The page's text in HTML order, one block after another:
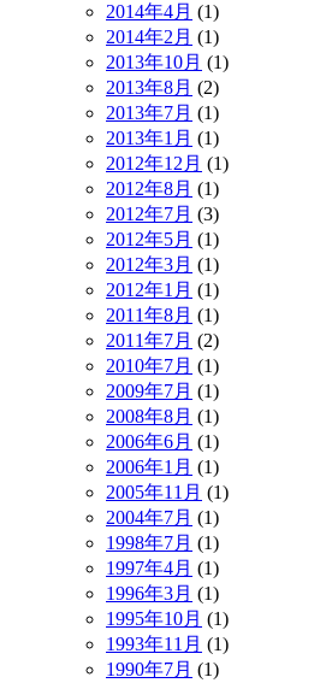
2014年4月 (1)
2014年2月 (1)
2013年10月 (1)
2013年8月 (2)
2013年7月 (1)
2013年1月 (1)
2012年12月 (1)
2012年8月 (1)
2012年7月 (3)
2012年5月 (1)
2012年3月 (1)
2012年1月 (1)
2011年8月 (1)
2011年7月 (2)
2010年7月 (1)
2009年7月 (1)
2008年8月 (1)
2006年6月 (1)
2006年1月 (1)
2005年11月 (1)
2004年7月 (1)
1998年7月 (1)
1997年4月 (1)
1996年3月 (1)
1995年10月 (1)
1993年11月 (1)
1990年7月 (1)